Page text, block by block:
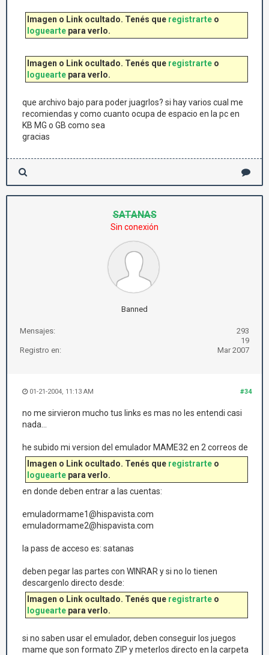
Imagen o Link ocultado. Tenés que registrarte o
loguearte para verlo.
Imagen o Link ocultado. Tenés que registrarte o
loguearte para verlo.
que archivo bajo para poder juagrlos? si hay varios cual me
recomiendas y como cuanto ocupa de espacio en la pc en
KB MG o GB como sea
gracias
SATANAS
Sin conexión
Banned
Mensajes:
293
19
Registro en:
Mar 2007
#34
01-21-2004, 11:13 AM
no me sirvieron mucho tus links es mas no les entendi casi
nada...
he subido mi version del emulador MAME32 en 2 correos de
Imagen o Link ocultado. Tenés que registrarte o
loguearte para verlo.
en donde deben entrar a las cuentas:
emuladormame1@hispavista.com
emuladormame2@hispavista.com
la pass de acceso es: satanas
deben pegar las partes con WINRAR y si no lo tienen
descargenlo directo desde:
Imagen o Link ocultado. Tenés que registrarte o
loguearte para verlo.
si no saben usar el emulador, deben conseguir los juegos
mame que son formato ZIP y meterlos directo en la carpeta